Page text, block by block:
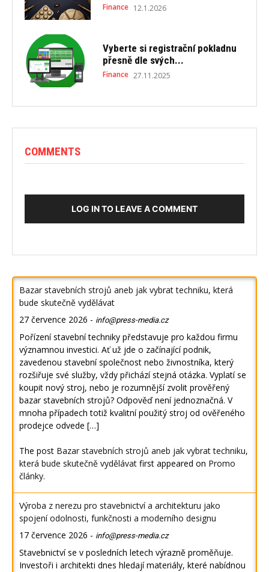
Finance 12.1.2026
Vyberte si registrační pokladnu
přesně dle svých...
Finance 27.11.2025
COMMENTS
LOG IN TO LEAVE A COMMENT
Bazar stavebních strojů aneb jak vybrat techniku, která
bude skutečně vydělávat
27 července 2026 - info@press-media.cz
Pořízení stavební techniky představuje pro každou firmu
významnou investici. Ať už jde o začínající podnik,
zavedenou stavební společnost nebo živnostníka, který
rozšiřuje své služby, vždy přichází stejná otázka. Vyplatí se
koupit nový stroj, nebo je rozumnější zvolit prověřený
bazar stavebních strojů? Odpověď není jednoznačná. V
mnoha případech totiž kvalitní použitý stroj od ověřeného
prodejce odvede […]
The post Bazar stavebních strojů aneb jak vybrat techniku,
která bude skutečně vydělávat first appeared on Promo
články.
Výroba z nerezu pro stavebnictví a architekturu jako
spojení odolnosti, funkčnosti a moderního designu
17 července 2026 - info@press-media.cz
Stavebnictví se v posledních letech výrazně proměňuje.
Investoři i architekti dnes hledají materiály, které nabídnou